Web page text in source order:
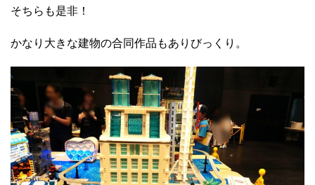
そちらも是非！
かなり大きな建物の合同作品もありびっくり。